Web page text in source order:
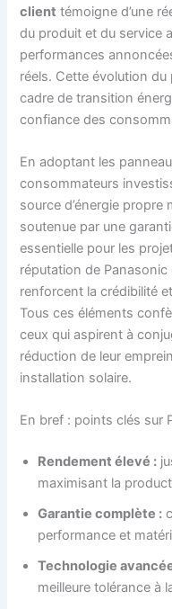
client témoigne d’une
du produit et du service
performances
réels. Cette évolution
cadre de transition
confiance des
En adoptant les
consommateurs
source d’énergie
soutenue par une
essentielle pour les
réputation de
renforcent la crédibilité
Tous ces éléments
ceux qui aspirent à
réduction de leur
installation solaire.
En bref : points clés sur
Rendement élevé :
maximisant la
Garantie complète :
performance et
Technologie
meilleure tolérance à